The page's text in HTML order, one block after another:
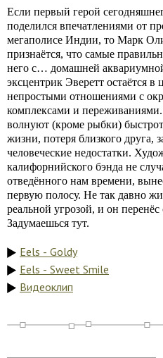
Если первый герой
поделился впечатлениями от
мегаполисе Индии, то Марк
признаётся, что самые
него с… домашней
эксцентрик Эверетт остаётся в
непростыми отношениями с
комплексами и
волнуют (кроме рыбки)
жизни, потеря близкого друга,
человеческие недостатки.
калифорнийского бэнда не
отведённого нам времени,
первую полосу. Не так давно
реальной угрозой, и он
Задумаешься тут.
Eels - Goldy
Eels - Sweet Smile
Видеоклип